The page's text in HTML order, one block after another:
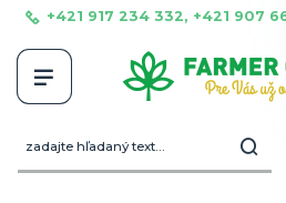
+421 917 234 332, +421 907